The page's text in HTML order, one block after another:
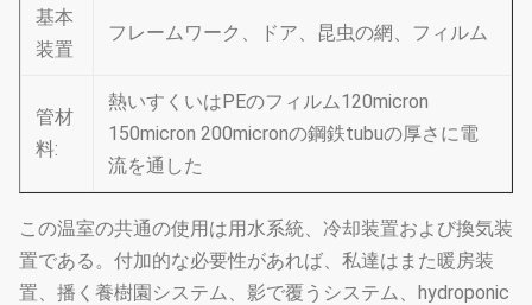
基本
装置
フレームワーク、ドア、昆虫の網、フィルム
管材
料:
熱いすくいはPEのフィルム120micron
150micron 200micronの鋼鉄tubuの厚さに電
流を通した
この温室の共通の使用は用水系統、冷却装置および換気装
置である。付加的な必要性があれば、私達はまた暖房装
置、播く養樹園システム、影で覆うシステム、hydroponic